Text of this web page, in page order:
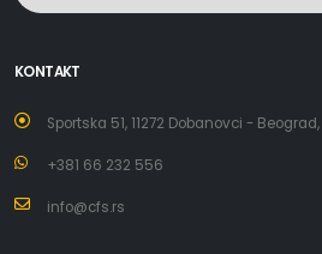
KONTAKT
Sportska 51, 11272 Dobanovci -
+381 66 232 556
info@cfs.rs